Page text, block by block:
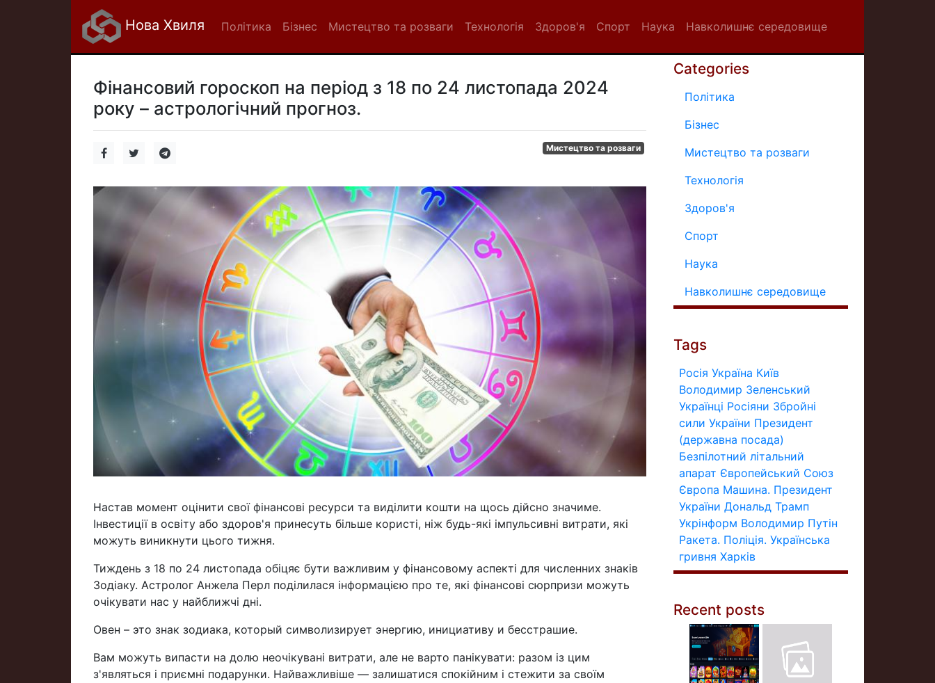
Нова Хвиля Політика Бізнес Мистецтво та розваги Технологія Здоров'я Спорт Наука Навколишнє середовище
Фінансовий гороскоп на період з 18 по 24 листопада 2024
року – астрологічний прогноз.
Мистецтво та розваги
Настав момент оцінити свої фінансові ресурси та виділити кошти на щось дійсно значиме.
Інвестиції в освіту або здоров'я принесуть більше користі, ніж будь-які імпульсивні витрати, які
можуть виникнути цього тижня.
Тиждень з 18 по 24 листопада обіцяє бути важливим у фінансовому аспекті для численних знаків
Зодіаку. Астролог Анжела Перл поділилася інформацією про те, які фінансові сюрпризи можуть
очікувати нас у найближчі дні.
Овен – это знак зодиака, который символизирует энергию, инициативу и бесстрашие.
Вам можуть випасти на долю неочікувані витрати, але не варто панікувати: разом із цим
з'являться і приємні подарунки. Найважливіше — залишатися спокійним і стежити за своїм
Categories
Політика
Бізнес
Мистецтво та розваги
Технологія
Здоров'я
Спорт
Наука
Навколишнє середовище
Tags
Росія Україна Київ
Володимир Зеленський
Українці Росіяни Збройні
сили України Президент
(державна посада)
Безпілотний літальний
апарат Європейський Союз
Європа Машина. Президент
України Дональд Трамп
Укрінформ Володимир Путін
Ракета. Поліція. Українська
гривня Харків
Recent posts